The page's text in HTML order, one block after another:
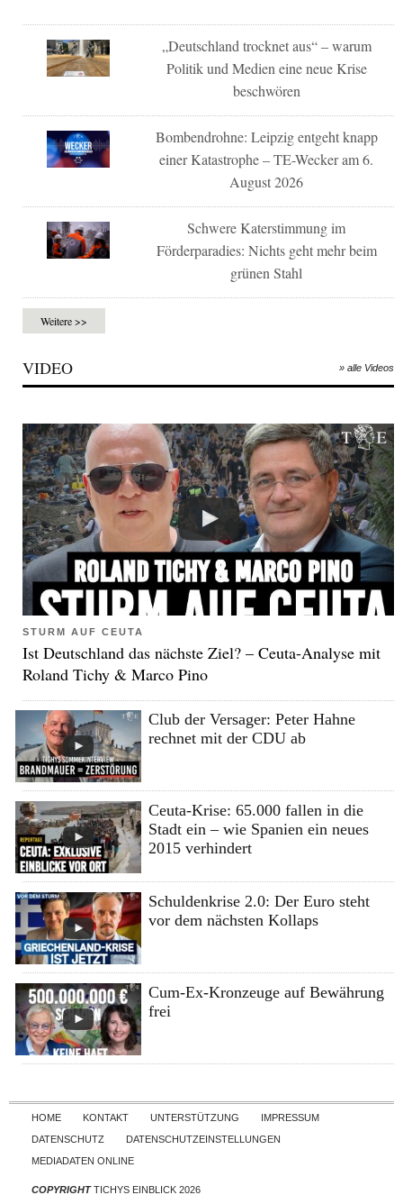
„Deutschland trocknet aus“ – warum
Politik und Medien eine neue Krise
beschwören
Bombendrohne: Leipzig entgeht knapp
einer Katastrophe – TE-Wecker am 6.
August 2026
Schwere Katerstimmung im
Förderparadies: Nichts geht mehr beim
grünen Stahl
Weitere >>
VIDEO » alle Videos
STURM AUF CEUTA
Ist Deutschland das nächste Ziel? – Ceuta-Analyse mit
Roland Tichy & Marco Pino
Club der Versager: Peter Hahne
rechnet mit der CDU ab
Ceuta-Krise: 65.000 fallen in die
Stadt ein – wie Spanien ein neues
2015 verhindert
Schuldenkrise 2.0: Der Euro steht
vor dem nächsten Kollaps
Cum-Ex-Kronzeuge auf Bewährung
frei
Skip to content
HOME KONTAKT UNTERSTÜTZUNG
IMPRESSUM
DATENSCHUTZ
DATENSCHUTZEINSTELLUNGEN
MEDIADATEN ONLINE
COPYRIGHTTICHYS EINBLICK 2026